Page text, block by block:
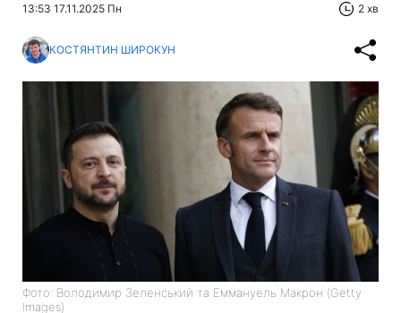
13:53 17.11.2025 Пн 2 хв
КОСТЯНТИН ШИРОКУН
Фото: Володимир Зеленський та Еммануель Макрон (Getty
Images)